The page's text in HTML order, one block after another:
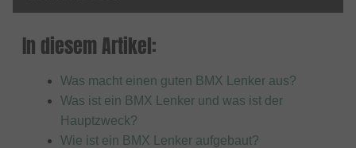
In diesem Artikel:
Was macht einen guten BMX Lenker aus?
Was ist ein BMX Lenker und was ist der
Hauptzweck?
Wie ist ein BMX Lenker aufgebaut?